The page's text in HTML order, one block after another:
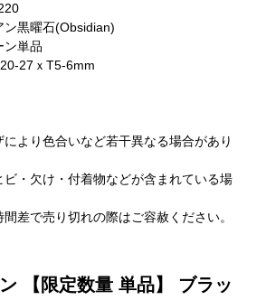
ン黒曜石(Obsidian)
ン単品
27ｘT5-6mm
より色合いなど若干異なる場合があり
・欠け・付着物などが含まれている場
差で売り切れの際はご容赦ください。
【限定数量 単品】 ブラッ